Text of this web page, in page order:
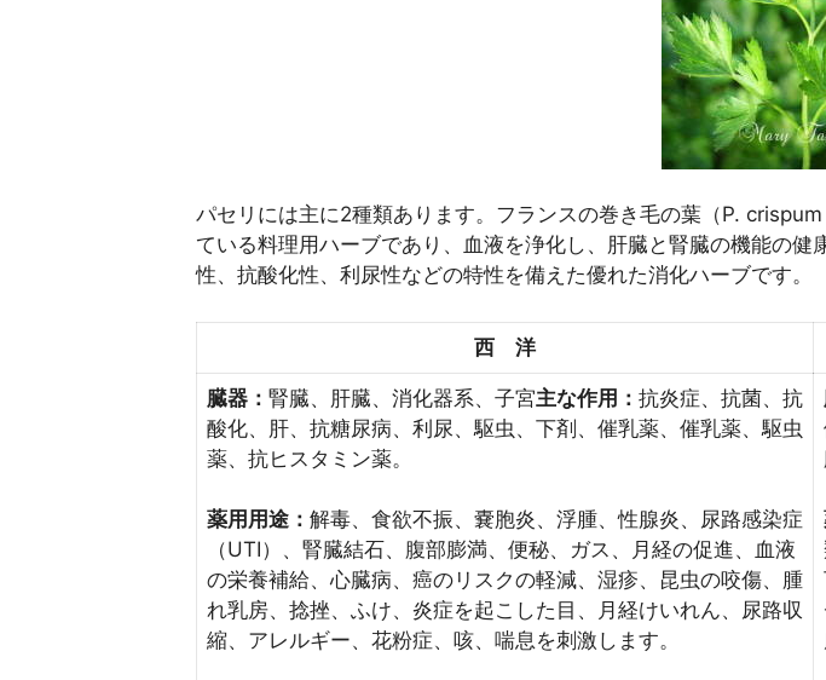
パセリには主に2種類あります。フランスの巻き毛の葉（P.
ている料理用ハーブであり、血液を浄化し、肝臓と腎臓の機能の
性、抗酸化性、利尿性などの特性を備えた優れた消化ハーブです。
西 洋
臓器： 腎臓、肝臓、消化器系、子宮主な作用： 抗炎症、抗菌、抗
酸化、肝、抗糖尿病、利尿、駆虫、下剤、催乳薬、催乳薬、駆虫
薬、抗ヒスタミン薬。
薬用用途： 解毒、食欲不振、嚢胞炎、浮腫、性腺炎、尿路感染症
（UTI）、腎臓結石、腹部膨満、便秘、ガス、月経の促進、血液
の栄養補給、心臓病、癌のリスクの軽減、湿疹、昆虫の咬傷、腫
れ乳房、捻挫、ふけ、炎症を起こした目、月経けいれん、尿路収
縮、アレルギー、花粉症、咳、喘息を刺激します。